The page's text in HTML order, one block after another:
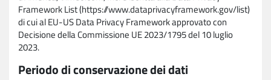
Framework List (https://www.dataprivacyframework.gov/list)
di cui al EU-US Data Privacy Framework approvato con
Decisione della Commissione UE 2023/1795 del 10 luglio
2023.
Periodo di conservazione dei dati